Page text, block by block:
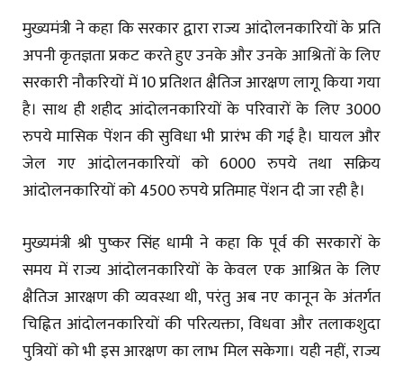
मुख्यमंत्री ने कहा कि सरकार द्वारा राज्य आंदोलनकारियों के प्रति
अपनी कृतज्ञता प्रकट करते हुए उनके और उनके आश्रितों के लिए
सरकारी नौकरियों में 10 प्रतिशत क्षैतिज आरक्षण लागू किया गया
है। साथ ही शहीद आंदोलनकारियों के परिवारों के लिए 3000
रुपये मासिक पेंशन की सुविधा भी प्रारंभ की गई है। घायल और
जेल गए आंदोलनकारियों को 6000 रुपये तथा सक्रिय
आंदोलनकारियों को 4500 रुपये प्रतिमाह पेंशन दी जा रही है।
मुख्यमंत्री श्री पुष्कर सिंह धामी ने कहा कि पूर्व की सरकारों के
समय में राज्य आंदोलनकारियों के केवल एक आश्रित के लिए
क्षैतिज आरक्षण की व्यवस्था थी, परंतु अब नए कानून के अंतर्गत
चिह्नित आंदोलनकारियों की परित्यक्ता, विधवा और तलाकशुदा
पुत्रियों को भी इस आरक्षण का लाभ मिल सकेगा। यही नहीं, राज्य